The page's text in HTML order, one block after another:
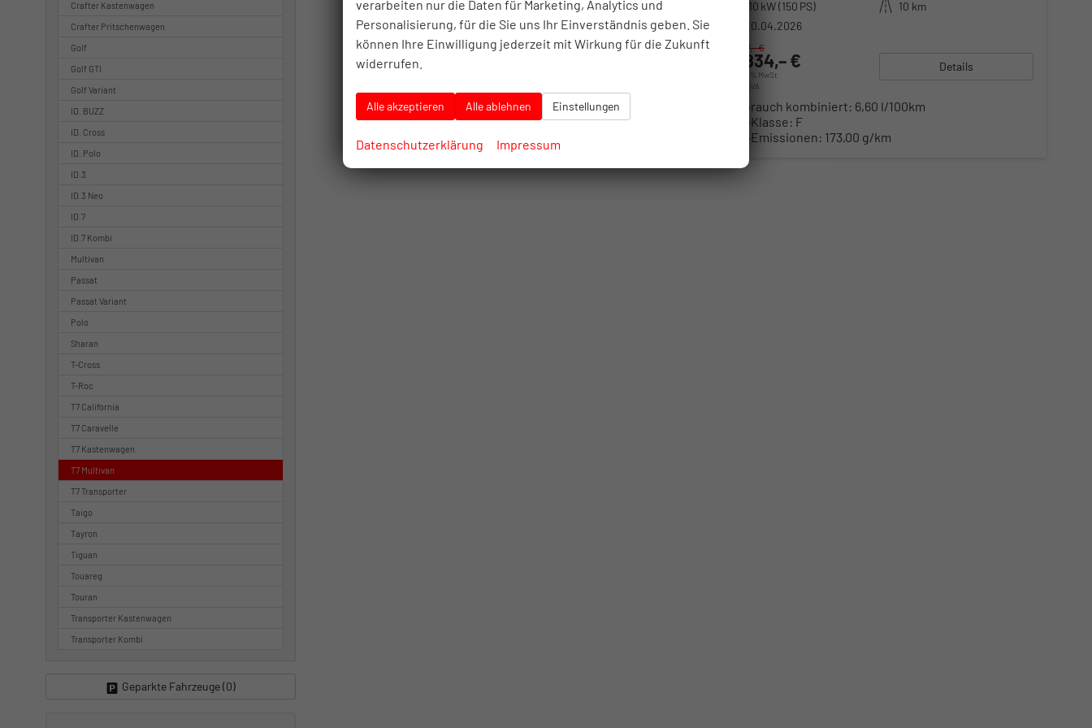
Leistung 110 kW (150 PS) Kilometerstand 10 km
30.07.2025
69.530,– €
74.496,– €
Verbrauch kombiniert:6,60 l/100km
CO -Klasse:F
2 -Emissionen: 172,00 g/km
110 kW (150 PS) Kilometerstand 10 km
20.04.2026
71.834,– €
incl. 20% MwSt.
inkl. NoVA
75.017,– €
Details
Verbrauch kombiniert: 6,60 l/100km
-Klasse: F
-Emissionen: 173,00 g/km
Crafter Kastenwagen
Crafter Pritschenwagen
Golf
Golf GTI
Golf Variant
ID. BUZZ
ID. Cross
ID. Polo
ID.3
ID.3 Neo
ID.7
ID.7 Kombi
Multivan
Passat
Passat Variant
Polo
Sharan
T-Cross
T-Roc
T7 California
T7 Caravelle
T7 Kastenwagen
T7 Multivan
T7 Transporter
Taigo
Tayron
Tiguan
Touareg
Touran
Transporter Kastenwagen
Transporter Kombi
Geparkte Fahrzeuge (0)
verarbeiten nur die Daten für Marketing, Analytics und
Personalisierung, für die Sie uns Ihr Einverständnis geben. Sie
können Ihre Einwilligung jederzeit mit Wirkung für die Zukunft
widerrufen.
Alle akzeptieren Alle ablehnen Einstellungen
Datenschutzerklärung Impressum